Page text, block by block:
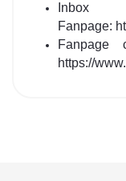
Inbox
Fanpage:
https://